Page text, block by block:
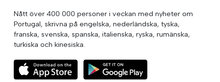
Nått över 400 000 personer i veckan med nyheter om
Portugal, skrivna på engelska, nederländska, tyska,
franska, svenska, spanska, italienska, ryska, rumänska,
turkiska och kinesiska.